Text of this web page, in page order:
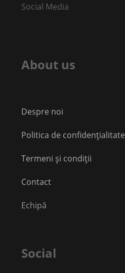
Social Media
About us
Despre noi
Politica de confidențialitate
Termeni și condiții
Contact
Echipă
Social